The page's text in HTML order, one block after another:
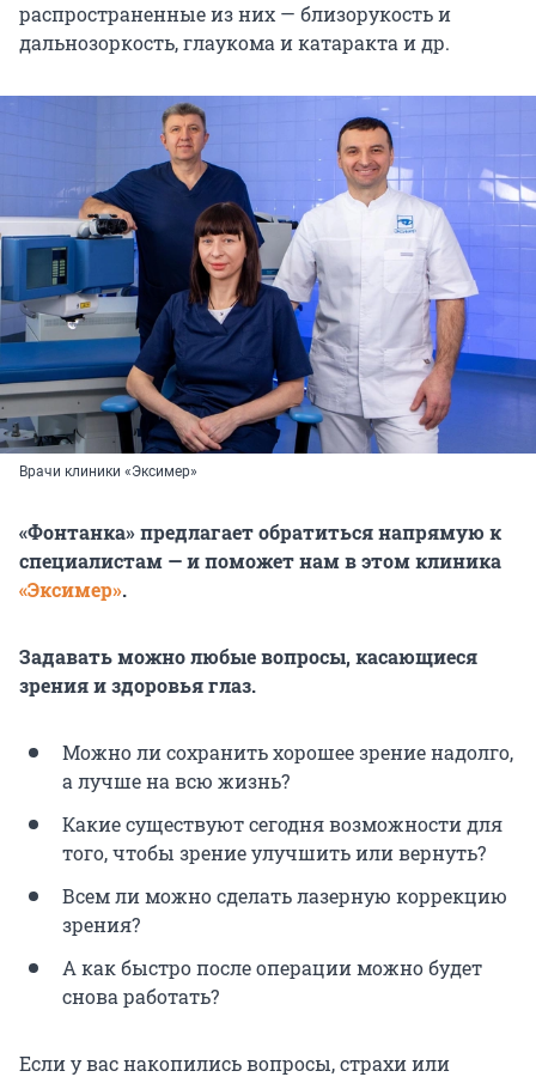
распространенные из них — близорукость и
дальнозоркость, глаукома и катаракта и др.
Врачи клиники «Эксимер»
«Фонтанка» предлагает обратиться напрямую к
специалистам — и поможет нам в этом клиника
«Эксимер».
Задавать можно любые вопросы, касающиеся
зрения и здоровья глаз.
Можно ли сохранить хорошее зрение надолго,
а лучше на всю жизнь?
Какие существуют сегодня возможности для
того, чтобы зрение улучшить или вернуть?
Всем ли можно сделать лазерную коррекцию
зрения?
А как быстро после операции можно будет
снова работать?
Если у вас накопились вопросы, страхи или